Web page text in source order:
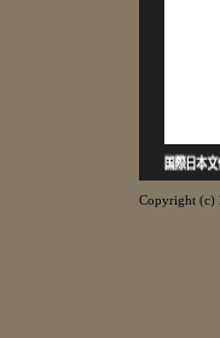
Copyright (c)